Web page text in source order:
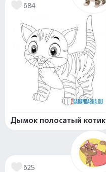
684
Дымок полосатый котик
625